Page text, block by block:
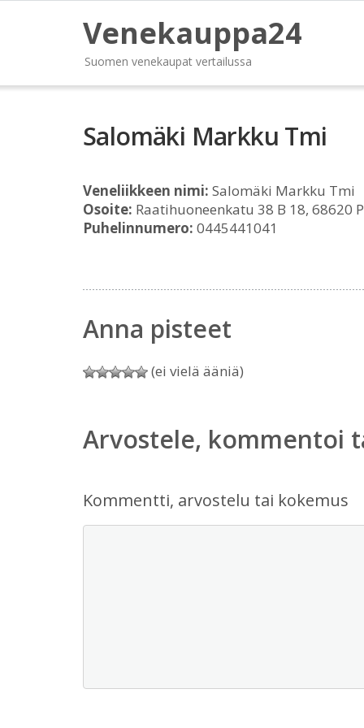
Venekauppa24
Suomen venekaupat vertailussa
Salomäki Markku Tmi
Veneliikkeen nimi: Salomäki Markku Tmi
Osoite: Raatihuoneenkatu 38 B 18, 68620
Puhelinnumero: 0445441041
Anna pisteet
(ei vielä ääniä)
Arvostele, kommentoi
Kommentti, arvostelu tai kokemus